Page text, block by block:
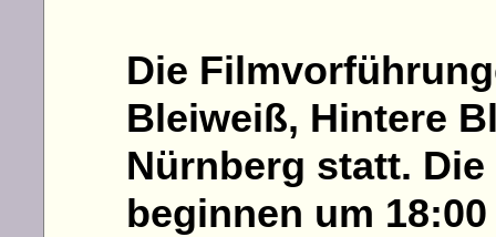
Die
Bleiweiß, Hintere
Nürnberg statt.
beginnen um